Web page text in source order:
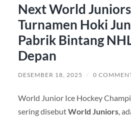
Next World
Turnamen Hoki
Pabrik Bintang
Depan
DESEMBER 18, 2025 / 0
World Junior Ice Hockey
sering disebutWorld Juniors,